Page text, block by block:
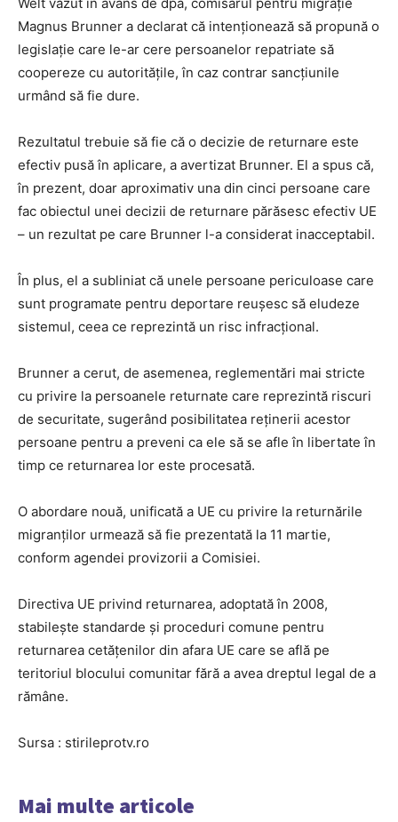
Magnus Brunner a declarat că intenţionează să propună o
legislaţie care le-ar cere persoanelor repatriate să
coopereze cu autorităţile, în caz contrar sancţiunile
urmând să fie dure.
Rezultatul trebuie să fie că o decizie de returnare este
efectiv pusă în aplicare, a avertizat Brunner. El a spus că,
în prezent, doar aproximativ una din cinci persoane care
fac obiectul unei decizii de returnare părăsesc efectiv UE
– un rezultat pe care Brunner l-a considerat inacceptabil.
În plus, el a subliniat că unele persoane periculoase care
sunt programate pentru deportare reuşesc să eludeze
sistemul, ceea ce reprezintă un risc infracţional.
Brunner a cerut, de asemenea, reglementări mai stricte
cu privire la persoanele returnate care reprezintă riscuri
de securitate, sugerând posibilitatea reţinerii acestor
persoane pentru a preveni ca ele să se afle în libertate în
timp ce returnarea lor este procesată.
O abordare nouă, unificată a UE cu privire la returnările
migranţilor urmează să fie prezentată la 11 martie,
conform agendei provizorii a Comisiei.
Directiva UE privind returnarea, adoptată în 2008,
stabileşte standarde şi proceduri comune pentru
returnarea cetăţenilor din afara UE care se află pe
teritoriul blocului comunitar fără a avea dreptul legal de a
rămâne.
Sursa : stirileprotv.ro
Mai multe articole